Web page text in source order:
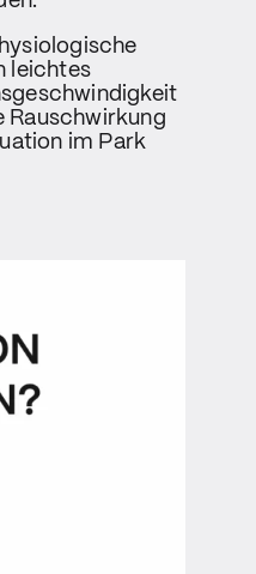
leichtes
Rauschwirkung
im Park